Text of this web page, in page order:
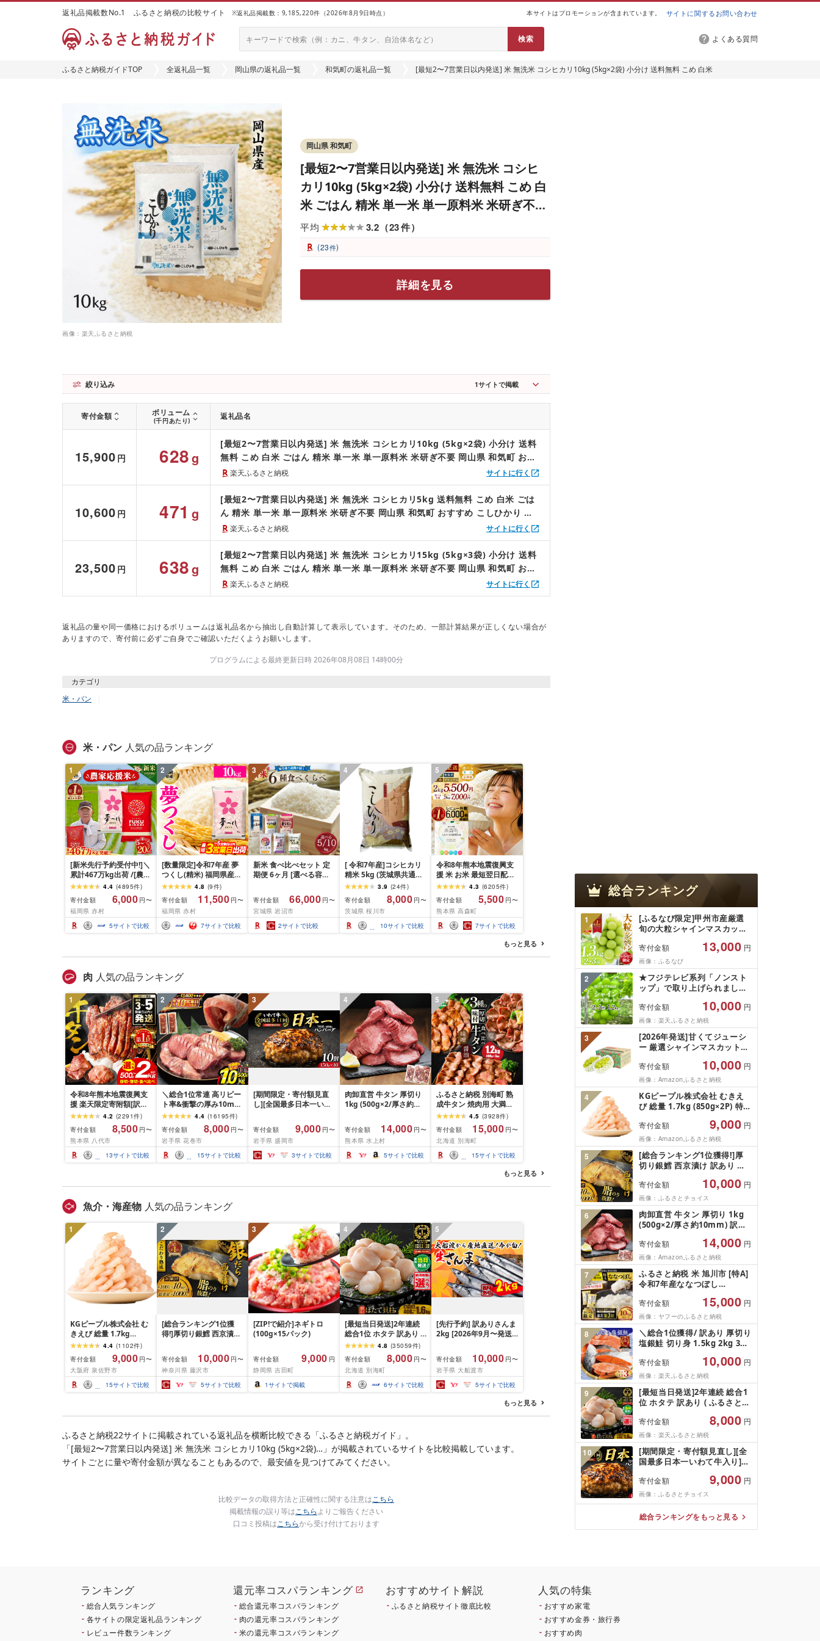
返礼品掲載数No.1 ふるさと納税の比較サイト ※返礼品掲載数：9,185,220件（2026年8月9日時点） 本サイトはプロモーションが含まれています。 サイトに関するお問い合わせ
よくある質問
ふるさと納税ガイドTOP 全返礼品一覧 岡山県の返礼品一覧 和気町の返礼品一覧
[最短2〜7営業日以内発送] 米 無洗米 コシヒカリ10kg (5kg×2袋) 小分け 送料無料 こめ 白米
画像：楽天ふるさと納税
岡山県 和気町
[最短2〜7営業日以内発送] 米 無洗米 コシヒ
カリ10kg (5kg×2袋) 小分け 送料無料 こめ 白
米 ごはん 精米 単一米 単一原料米 米研ぎ不要
岡山県 和気町 おすすめ こしひかり 令和7年
産 上-11
平均 3.2 （23件）
(23件)
詳細を見る
絞り込み 1サイトで掲載
寄付金額 ボリューム
(千円あたり) 返礼品名
15,900 円 628g
楽天ふるさと納税
[最短2〜7営業日以内発送] 米 無洗米 コシヒカリ10kg (5kg×2袋) 小分け 送料
無料 こめ 白米 ごはん 精米 単一米 単一原料米 米研ぎ不要 岡山県 和気町 おす
すめ こしひかり 令和7年産 上-11
サイトに行く
10,600 円 471 g
楽天ふるさと納税
[最短2〜7営業日以内発送] 米 無洗米 コシヒカリ5kg 送料無料 こめ 白米 ごは
ん 精米 単一米 単一原料米 米研ぎ不要 岡山県 和気町 おすすめ こしひかり 令
和7年産 上-12
サイトに行く
23,500 円 638g
楽天ふるさと納税
[最短2〜7営業日以内発送] 米 無洗米 コシヒカリ15kg (5kg×3袋) 小分け 送料
無料 こめ 白米 ごはん 精米 単一米 単一原料米 米研ぎ不要 岡山県 和気町 おす
すめ こしひかり 令和7年産 上-10
サイトに行く
返礼品の量や同一価格におけるボリュームは返礼品名から抽出し自動計算して表示しています。そのため、一部計算結果が正しくない場合が
ありますので、寄付前に必ずご自身でご確認いただくようお願いします。
プログラムによる最終更新日時 2026年08月08日 14時00分
カテゴリ
米・パン
米・パン 人気の品ランキング
1
[新米先行予約受付中!]＼
累計467万kg出荷 /[農家
応援米]訳あり 令和7年産
令和8年産ふくきらり 夢
つくし 5kg 10kg 15kg
20kg [選べる品種・内容
量・出荷時期]複数原料
米 白米 精米 国産 限定
4.4 (4895件)
寄付金額
6,000 円〜
福岡県 赤村
5サイトで比較
2
[数量限定]令和7年産 夢
つくし(精米) 福岡県産ブ
ランド米 10kg (品
番:3X11R7)
4.8 (9件)
寄付金額
11,500 円〜
福岡県 赤村
7サイトで比較
3
新米 食べ比べセット 定
期便 6ヶ月 [選べる容量]
ん つきあかり つや姫 に
じのきらめき だて正夢
ひとめぼれ ササニシキ
セット 銘柄米 味比べ バ
リエーション お楽しみ
寄付金額 66,000 円〜
宮城県 岩沼市
2サイトで比較
4
[ 令和7年産]コシヒカリ
精米 5kg (茨城県共通返
礼品 かすみがうら市) 米
ごはん もっちり 甘い コ
メ お米 白米
3.9 (24件)
寄付金額
8,000 円〜
茨城県 桜川市
10サイトで比較
5
令和8年熊本地震復興支
援 米 お米 最短翌日配送
高評価★4.33 令和7年産
阿蘇だわら 選べる 容量
回数 ( 2kg〜20kg / 無洗
米・精米・玄米・プレミ
アム / 1〜12回 ) TVで紹
介 話題 最強配送 R7 熊
本県 高森町 白米 ブレン
4.3 (6205件)
寄付金額
5,500 円〜
熊本県 高森町
7サイトで比較
もっと見る
肉 人気の品ランキング
1
令和8年熊本地震復興支
援 楽天限定寄附額[訳あ
り]牛タン 500g〜2kg 肉
牛肉 訳あり 牛タン 冷凍
小分け 厚切り 薄切り 食
べ比べ 500g 1kg 1.5kg
2kg 牛 人気 ビーフ 牛た
ん ふるさと納税 ランキ
4.2 (2291件)
寄付金額
8,500 円〜
熊本県 八代市
13サイトで比較
2
＼総合1位常連 高リピー
ト率&衝撃の厚み10mm
厚切り牛タン 塩味/ ≪ス
ピード発送!!10営業日以
内発送≫ 選べる内容量
500g / 1kg 定期便 毎月
届く 牛肉 肉 BBQ ふるさ
と 人気 ランキング 岩手
4.4 (16195件)
寄付金額
8,000 円〜
岩手県 花巻市
15サイトで比較
3
[期間限定・寄付額見直
し][全国最多日本一いわ
1.5kg(150g×10個) いわ
て牛 × 岩中豚 ハンバー
グ 合挽き 合い挽き 黒毛
和牛 人気 冷凍 個包装 小
分け 冷凍 牛肉 豚肉 和牛
岡 shikoku001k
寄付金額 9,000 円〜
岩手県 盛岡市
3サイトで比較
4
肉卸直営 牛タン 厚切り
1kg (500g×2/厚さ約
牛肉 焼肉 冷凍 スライス
業務用 バーベキュー
BBQ おつまみ ギフト お
祝い お中元 夏ギフト
寄付金額 14,000 円〜
熊本県 水上村
5サイトで比較
5
ふるさと納税 別海町 熟
成牛タン 焼肉用 大満足
1.2kg3種 牛タン厚切り
スライス ステーキ 別海
町ふるさと納税
4.5 (3928件)
寄付金額
15,000 円〜
北海道 別海町
15サイトで比較
もっと見る
魚介・海産物 人気の品ランキング
1
KGピープル株式会社 む
きえび 総量 1.7kg
(850g×2P) 特大 5Lサイ
ズ バナメイエビ バラ凍
結 下処理不要 サイズ不
揃い 訳あり
4.4 (1102件)
寄付金額
9,000 円〜
大阪府 泉佐野市
15サイトで比較
2
[総合ランキング1位獲
得!]厚切り銀鱈 西京漬け
約 1,000g (約 100g × 10
切) 西京味噌 西京みそ 味
噌漬け みそ 味噌 鮮魚 魚
介 銀だら 銀ダラ ギンダ
ラ ぎんだら 鱈 タラ 魚
礼品 おかず おつまみ お
酒のあて 家計応援
10000円 魚喜 神奈川 湘
南 藤沢
寄付金額 10,000 円〜
神奈川県 藤沢市
5サイトで比較
3
[ZIP!で紹介]ネギトロ
(100g×15パック)
寄付金額 9,000 円
静岡県 吉田町
1サイトで掲載
4
[最短当日発送]2年連続
総合1位 ホタテ 訳あり (
ふるさと納税 ほたて ふ
るさと納税 訳あり 帆立
ふるさと わけあり ホタ
テ貝柱 貝 人気 不揃い 刺
身 規格外 魚介 ランキン
グ 海鮮 冷凍 発送時期が
4.8 (35059件)
寄付金額
8,000 円〜
北海道 別海町
6サイトで比較
5
[先行予約] 訳ありさんま
2kg [2026年9月〜発送
マ Sashimi FISH 魚 新
鮮 ごはん 夕飯 おかず お
つまみ 晩酌 米 丼 海産物
海鮮 魚介 魚介類 テレビ
TV 放送 ニュース 番組
大船渡 大船渡市 三陸 被
寄付金額 10,000 円〜
岩手県 大船渡市
5サイトで比較
もっと見る
ふるさと納税22サイトに掲載されている返礼品を横断比較できる「ふるさと納税ガイド」。
「[最短2〜7営業日以内発送] 米 無洗米 コシヒカリ10kg (5kg×2袋)…」が掲載されているサイトを比較掲載しています。
サイトごとに量や寄付金額が異なることもあるので、最安値を見つけてみてください。
比較データの取得方法と正確性に関する注意はこちら
掲載情報の誤り等はこちらよりご報告ください
口コミ投稿はこちらから受け付けております
総合ランキング
1
[ふるなび限定]甲州市産厳選
旬の大粒シャインマスカット
(MG)B12-472 FN-Limited-
VO シャインマスカット フル
ーツ
寄付金額 13,000 円
画像：ふるなび
2
★フジテレビ系列「ノンスト
ップ」で取り上げられました!
ルプス市産シャインマスカッ
ト1.2kg以上(2〜3房)ふるさと
納税 おすすめ 山梨県 南アル
プス市 送料無料 AL
寄付金額 10,000 円
画像：楽天ふるさと納税
3
[2026年発送]甘くてジューシ
ー 厳選シャインマスカット
日)から10月下旬までの発送)
フルーツ ぶどう 果物 山梨県
産 2026 旬 大粒 高級 ブドウ
葡萄 富士吉田市
寄付金額 10,000 円
画像：Amazonふるさと納税
4
KGピープル株式会社 むきえ
び 総量 1.7kg (850g×2P) 特大
凍結 下処理不要 サイズ不揃い
訳あり
寄付金額 9,000 円
画像：Amazonふるさと納税
5
[総合ランキング1位獲得!]厚
切り銀鱈 西京漬け 訳あり 銀
100g × 10切) 西京味噌 西京み
そ 味噌漬け みそ 味噌 鮮魚 魚
介 銀だら 銀ダラ ギンダラ ぎ
んだら 鱈 タラ 魚 西京焼き 西
京漬 西京やき 冷凍 厳選 鮮魚
漬け魚 漬魚 新鮮 小分け 人気
返礼品 おかず おつまみ お酒
のあて 家計応援 10000円 魚
喜 神奈川 湘南 藤沢
寄付金額 10,000 円
画像：ふるさとチョイス
6
肉卸直営 牛タン 厚切り 1kg
(500g×2/厚さ約10mm) 訳あ
ライス 業務用 バーベキュー
BBQ おつまみ ギフト お祝い
お中元 夏ギフト
寄付金額 14,000 円
画像：Amazonふるさと納税
7
ふるさと納税 米 旭川市 [特A]
令和7年産ななつぼし
お米[さとふる限定]_05957
寄付金額 15,000 円
画像：ヤフーのふるさと納税
8
＼総合1位獲得/ 訳あり 厚切り
塩銀鮭 切り身 1.5kg 2kg 3kg
さけ しゃけ サーモン 魚 魚介
類 魚介 魚貝 水産 海鮮 海産物
冷凍 厚切 肉 厚 塩鮭 銀鮭 ふ
るさと 送料無料 切身 規格外
千葉県 銚子市 銚子東洋
寄付金額 10,000 円
画像：楽天ふるさと納税
9
[最短当日発送]2年連続 総合1
位 ホタテ 訳あり ( ふるさと納
り 帆立 ふるさと わけあり ホ
タテ貝柱 貝 人気 不揃い 刺身
規格外 魚介 ランキング 海鮮
冷凍 発送時期が選べる 北海道
別海町 )(クラウドファンディ
ング対象)
寄付金額 8,000 円
画像：楽天ふるさと納税
10
[期間限定・寄付額見直し][全
国最多日本一いわて牛入り]ハ
いわて牛 × 岩中豚 ハンバーグ
合挽き 合い挽き 黒毛和牛 人
気 冷凍 個包装 小分け 冷凍 牛
肉 豚肉 和牛 ビーフ ポーク は
んばーぐ 挽肉 お肉 ミンチ 肉
寄付金額 9,000 円
画像：ふるさとチョイス
総合ランキングをもっと見る
ランキング
総合人気ランキング
各サイトの限定返礼品ランキング
レビュー件数ランキング
還元率コスパランキング
総合還元率コスパランキング
肉の還元率コスパランキング
米の還元率コスパランキング
おすすめサイト解説
ふるさと納税サイト徹底比較
人気の特集
おすすめ家電
おすすめ金券・旅行券
おすすめ肉